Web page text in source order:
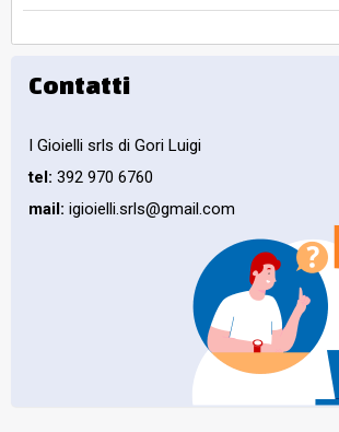
Contatti
I Gioielli srls di Gori Luigi
tel: 392 970 6760
mail: igioielli.srls@gmail.com